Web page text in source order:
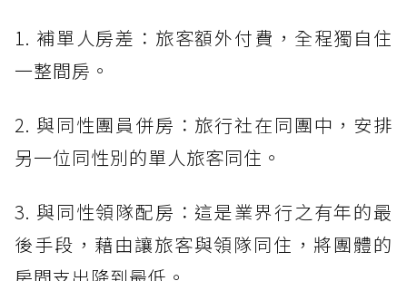
1. 補單人房差：旅客額外付費，全程獨自住
一整間房。
2. 與同性團員併房：旅行社在同團中，安排
另一位同性別的單人旅客同住。
3. 與同性領隊配房：這是業界行之有年的最
後手段，藉由讓旅客與領隊同住，將團體的